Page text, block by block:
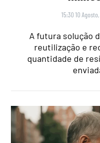
15:30 10
A futura solução
reutilização e
quantidade de